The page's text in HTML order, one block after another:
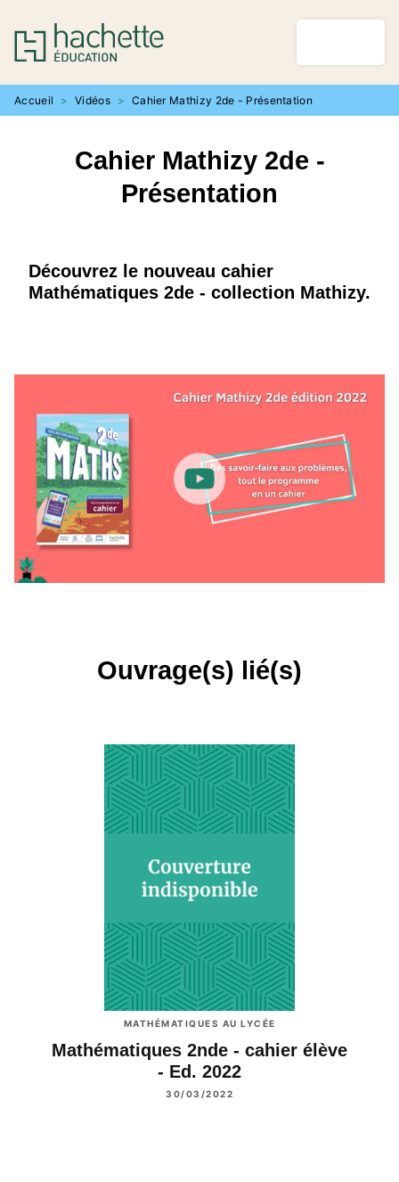
MENU RECHERCHE
PIED DE PAGE
Accueil > Vidéos > Cahier Mathizy 2de - Présentation
Cahier Mathizy 2de -
Présentation
Découvrez le nouveau cahier
Mathématiques 2de - collection Mathizy.
Ouvrage(s) lié(s)
MATHÉMATIQUES AU LYCÉE
Mathématiques 2nde - cahier élève
- Ed. 2022
30/03/2022